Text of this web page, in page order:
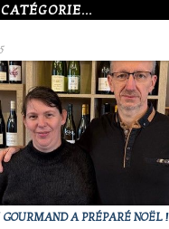
A PRÉPARÉ NOËL !